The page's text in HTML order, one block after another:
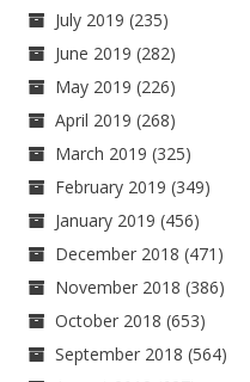
July 2019 (235)
June 2019 (282)
May 2019 (226)
April 2019 (268)
March 2019 (325)
February 2019 (349)
January 2019 (456)
December 2018 (471)
November 2018 (386)
October 2018 (653)
September 2018 (564)